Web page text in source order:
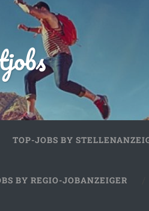
TOP-JOBS BY
BY REGIO-JOBANZEIGER